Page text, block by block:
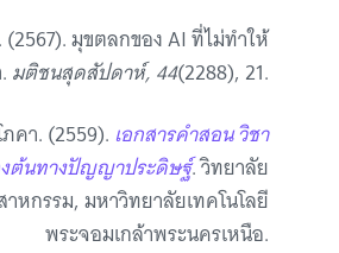
มุขตลกของ AI ที่ไม่ทำให้
มติชนสุดสัปดาห์, 44(2288), 21.
คา. (2559). เอกสารคำสอน วิชา
งต้นทางปัญญาประดิษฐ์. วิทยาลัย
าหกรรม, มหาวิทยาลัยเทคโนโลยี
พระจอมเกล้าพระนครเหนือ.